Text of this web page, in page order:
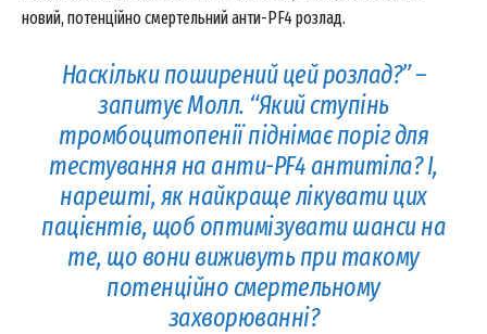
новий, потенційно смертельний анти-PF4 розлад.
Наскільки поширений цей розлад?” –
запитує Молл. “Який ступінь
тромбоцитопенії піднімає поріг для
тестування на анти-PF4 антитіла? І,
нарешті, як найкраще лікувати цих
пацієнтів, щоб оптимізувати шанси на
те, що вони виживуть при такому
потенційно смертельному
захворюванні?